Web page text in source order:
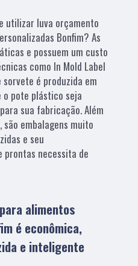
utilizar luva orçamento
Bonfim? As
e possuem um custo
como In Mold Label
é produzida em
o pote plástico seja
sua fabricação. Além
embalagens muito
e seu
prontas necessita de
alimentos
é econômica,
e inteligente